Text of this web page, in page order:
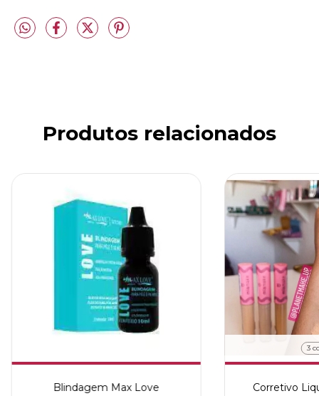
Produtos relacionados
Blindagem Max Love
3
Corretivo